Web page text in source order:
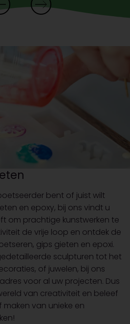
bent of juist wilt
en epoxy, bij ons vindt u
om prachtige kunstwerken te
de vrije loop en ontdek de
gips gieten en epoxi.
sculpturen tot het
of juwelen, bij ons
voor al uw projecten. Dus
van creativiteit en beleef
van unieke en